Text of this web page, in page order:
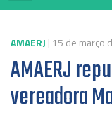
AMAERJ | 15 de março
AMAERJ
vereadora